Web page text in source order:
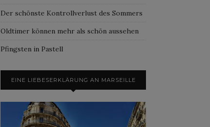
Der schönste Kontrollverlust des Sommers
Oldtimer können mehr als schön aussehen
Pfingsten in Pastell
EINE LIEBESERKLÄRUNG AN MARSEILLE